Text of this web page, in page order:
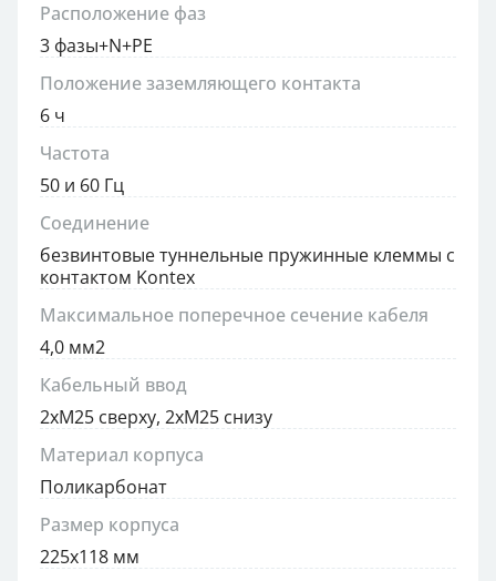
Расположение фаз
3 фазы+N+PE
Положение заземляющего контакта
6 ч
Частота
50 и 60 Гц
Соединение
безвинтовые туннельные пружинные клеммы с
контактом Kontex
Максимальное поперечное сечение кабеля
4,0 мм2
Кабельный ввод
2xM25 сверху, 2xM25 снизу
Материал корпуса
Поликарбонат
Размер корпуса
225x118 мм